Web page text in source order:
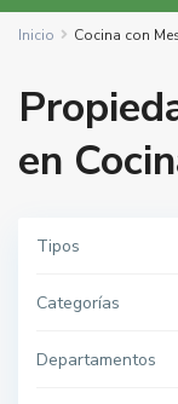
Inicio Cocina con
en
Tipos
Categorías
Departamentos